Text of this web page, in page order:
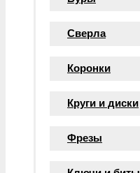
Сверла
Коронки
Круги и диски
Фрезы